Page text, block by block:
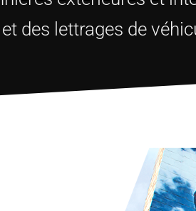
des lettrages de